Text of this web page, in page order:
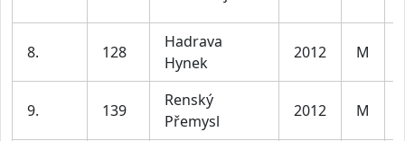
8. 128
Hadrava
Hynek
2012 M
9. 139
Renský
Přemysl
2012 M